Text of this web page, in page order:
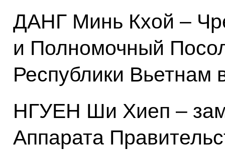
ДАНГ Минь Кхой –
и Полномочный
Республики Вьетнам
НГУЕН Ши Хиеп –
Аппарата